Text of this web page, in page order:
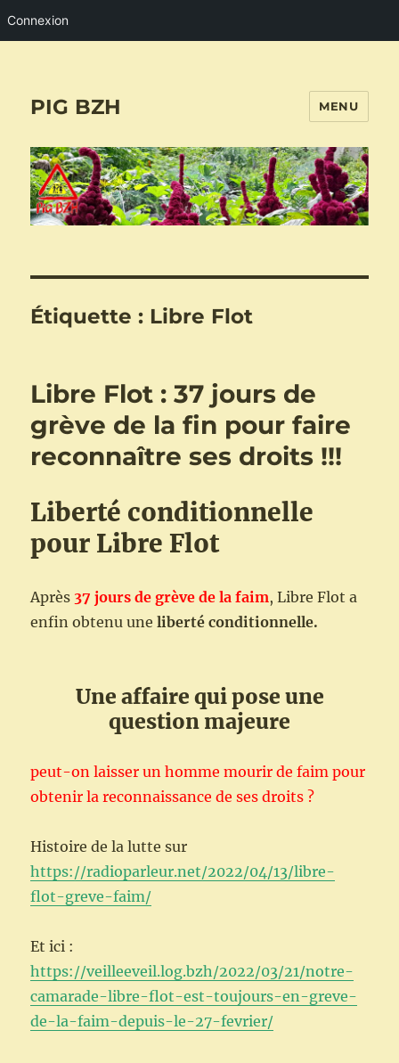
Connexion
PIG BZH MENU
Étiquette : Libre Flot
Libre Flot : 37 jours de
grève de la fin pour faire
reconnaître ses droits !!!
Liberté conditionnelle
pour Libre Flot
Après 37 jours de grève de la faim, Libre Flot a
enfin obtenu uneliberté conditionnelle.
Une affaire qui pose une
question majeure
peut-on laisser un homme mourir de faim pour
obtenir la reconnaissance de ses droits ?
Histoire de la lutte sur
https://radioparleur.net/2022/04/13/libre-
flot-greve-faim/
Et ici :
https://veilleeveil.log.bzh/2022/03/21/notre-
camarade-libre-flot-est-toujours-en-greve-
de-la-faim-depuis-le-27-fevrier/